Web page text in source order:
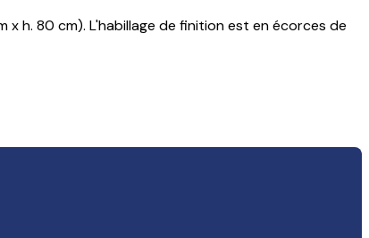
x h. 80 cm). L'habillage de finition est en écorces de